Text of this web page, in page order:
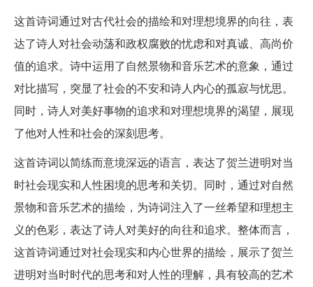
这首诗词通过对古代社会的描绘和对理想境界的向往，表
达了诗人对社会动荡和政权腐败的忧虑和对真诚、高尚价
值的追求。诗中运用了自然景物和音乐艺术的意象，通过
对比描写，突显了社会的不安和诗人内心的孤寂与忧思。
同时，诗人对美好事物的追求和对理想境界的渴望，展现
了他对人性和社会的深刻思考。
这首诗词以简练而意境深远的语言，表达了贺兰进明对当
时社会现实和人性困境的思考和关切。同时，通过对自然
景物和音乐艺术的描绘，为诗词注入了一丝希望和理想主
义的色彩，表达了诗人对美好的向往和追求。整体而言，
这首诗词通过对社会现实和内心世界的描绘，展示了贺兰
进明对当时时代的思考和对人性的理解，具有较高的艺术